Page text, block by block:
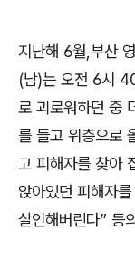
지난해 6월 부산
(남)는 오전 6시
로 괴로워하던 중
를 들고 위층으로
고 피해자를 찾아
앉아있던 피해자
살인해버린다” 등